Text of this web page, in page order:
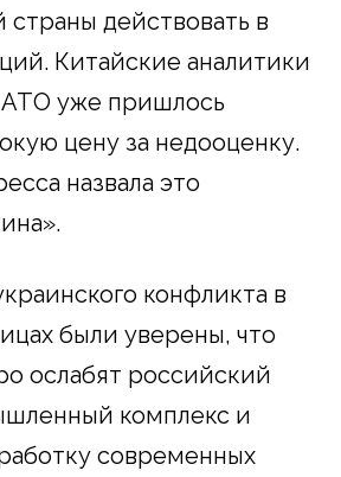
действовать в
Китайские аналитики
уже пришлось
цену за недооценку.
назвала это
конфликта в
были уверены, что
ослабят российский
комплекс и
современных